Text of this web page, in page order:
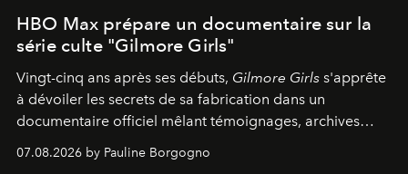
HBO Max prépare un documentaire sur la
série culte "Gilmore Girls"
Vingt-cinq ans après ses débuts, Gilmore Girls s'apprête
à dévoiler les secrets de sa fabrication dans un
documentaire officiel mêlant témoignages, archives
générationnel.
07.08.2026 by Pauline Borgogno